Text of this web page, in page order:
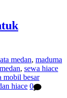
medan, maduma
, sewa hiace
mobil besar
hiace 0